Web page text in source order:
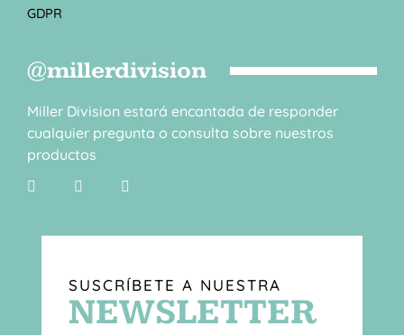
GDPR
@millerdivision
Miller Division estará encantada de responder
cualquier pregunta o consulta sobre nuestros
productos
SUSCRÍBETE A NUESTRA
NEWSLETTER